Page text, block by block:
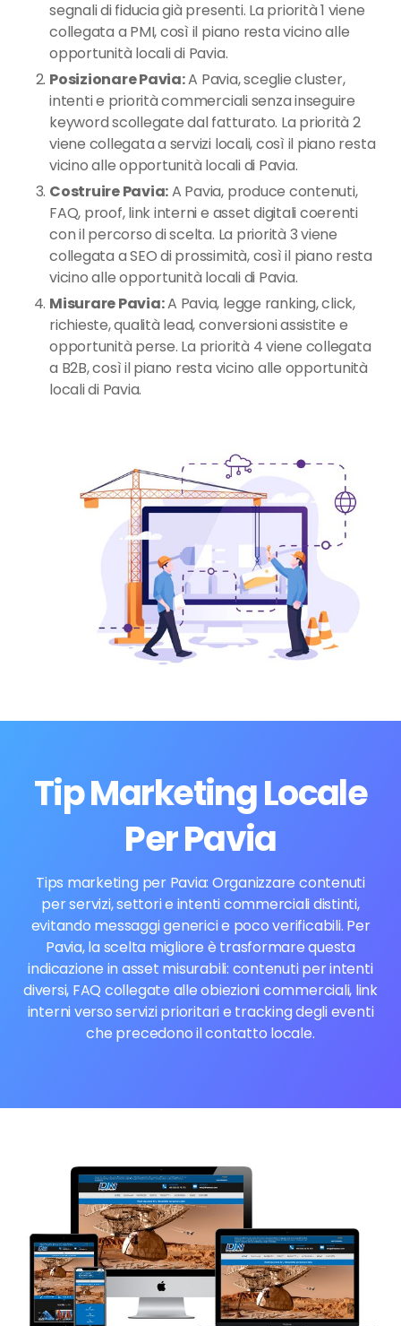
segnali di fiducia già presenti. La priorità 1 viene
collegata a PMI, così il piano resta vicino alle
opportunità locali di Pavia.
Posizionare Pavia:A Pavia, sceglie cluster,
intenti e priorità commerciali senza inseguire
keyword scollegate dal fatturato. La priorità 2
viene collegata a servizi locali, così il piano resta
vicino alle opportunità locali di Pavia.
Costruire Pavia:A Pavia, produce contenuti,
FAQ, proof, link interni e asset digitali coerenti
con il percorso di scelta. La priorità 3 viene
collegata a SEO di prossimità, così il piano resta
vicino alle opportunità locali di Pavia.
Misurare Pavia:A Pavia, legge ranking, click,
richieste, qualità lead, conversioni assistite e
opportunità perse. La priorità 4 viene collegata
a B2B, così il piano resta vicino alle opportunità
locali di Pavia.
Tip Marketing Locale
Per Pavia
Tips marketing per Pavia: Organizzare contenuti
per servizi, settori e intenti commerciali distinti,
evitando messaggi generici e poco verificabili. Per
Pavia, la scelta migliore è trasformare questa
indicazione in asset misurabili: contenuti per intenti
diversi, FAQ collegate alle obiezioni commerciali, link
interni verso servizi prioritari e tracking degli eventi
che precedono il contatto locale.